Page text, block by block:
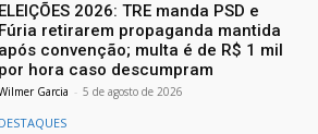
ELEIÇÕES 2026: TRE manda PSD e
Fúria retirarem propaganda mantida
após convenção; multa é de R$ 1 mil
por hora caso descumpram
Garcia - 5 de agosto de 2026
DESTAQUES